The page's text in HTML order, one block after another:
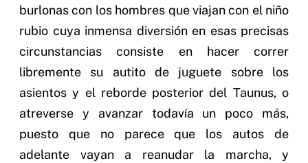
burlonas con los hombres que viajan con el niño
rubio cuya inmensa diversión en esas precisas
circunstancias consiste en hacer correr
libremente su autito de juguete sobre los
asientos y el reborde posterior del Taunus, o
atreverse y avanzar todavía un poco más,
puesto que no parece que los autos de
adelante vayan a reanudar la marcha, y